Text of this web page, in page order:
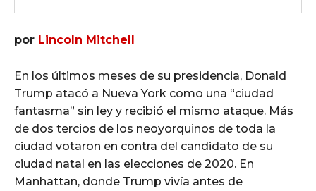
por Lincoln Mitchell
En los últimos meses de su presidencia, Donald
Trump atacó a Nueva York como una “ciudad
fantasma” sin ley y recibió el mismo ataque. Más
de dos tercios de los neoyorquinos de toda la
ciudad votaron en contra del candidato de su
ciudad natal en las elecciones de 2020. En
Manhattan, donde Trump vivía antes de